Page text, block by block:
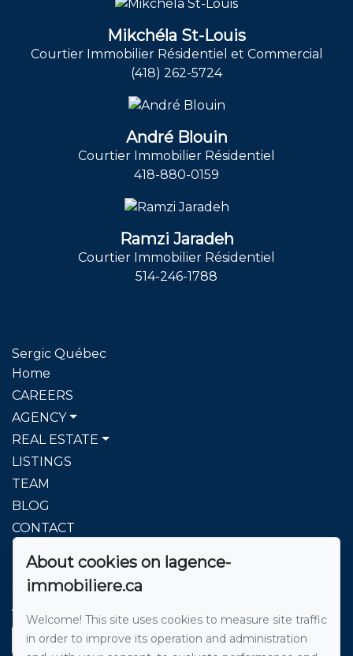
Mikchéla St-Louis
Courtier Immobilier Résidentiel et Commercial
(418) 262-5724
André Blouin
Courtier Immobilier Résidentiel
418-880-0159
Ramzi Jaradeh
Courtier Immobilier Résidentiel
514-246-1788
Sergic Québec
Home
CAREERS
AGENCY
REAL ESTATE
LISTINGS
TEAM
BLOG
CONTACT
To reach us
Sergic Québec l'agence immobilière
Send us an email
About cookies on lagence-
immobiliere.ca
Welcome! This site uses cookies to measure site traffic
in order to improve its operation and administration